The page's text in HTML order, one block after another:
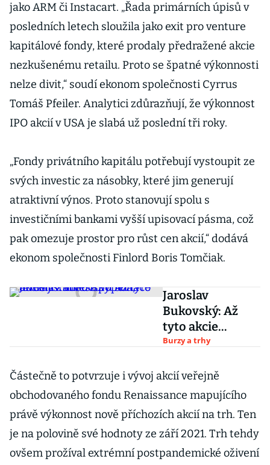
jako ARM či Instacart. „Řada primárních úpisů v
posledních letech sloužila jako exit pro venture
kapitálové fondy, které prodaly předražené akcie
nezkušenému retailu. Proto se špatné výkonnosti
nelze divit,“ soudí ekonom společnosti Cyrrus
Tomáš Pfeiler. Analytici zdůrazňují, že výkonnost
IPO akcií v USA je slabá už poslední tři roky.
„Fondy privátního kapitálu potřebují vystoupit ze
svých investic za násobky, které jim generují
atraktivní výnos. Proto stanovují spolu s
investičními bankami vyšší upisovací pásma, což
pak omezuje prostor pro růst cen akcií,“ dodává
ekonom společnosti Finlord Boris Tomčiak.
Jaroslav
Bukovský: Až
tyto akcie
vstanou z
investorů
boháče
Burzy a trhy
Částečně to potvrzuje i vývoj akcií veřejně
obchodovaného fondu Renaissance mapujícího
právě výkonnost nově příchozích akcií na trh. Ten
je na polovině své hodnoty ze září 2021. Trh tehdy
ovšem prožíval extrémní postpandemické oživení